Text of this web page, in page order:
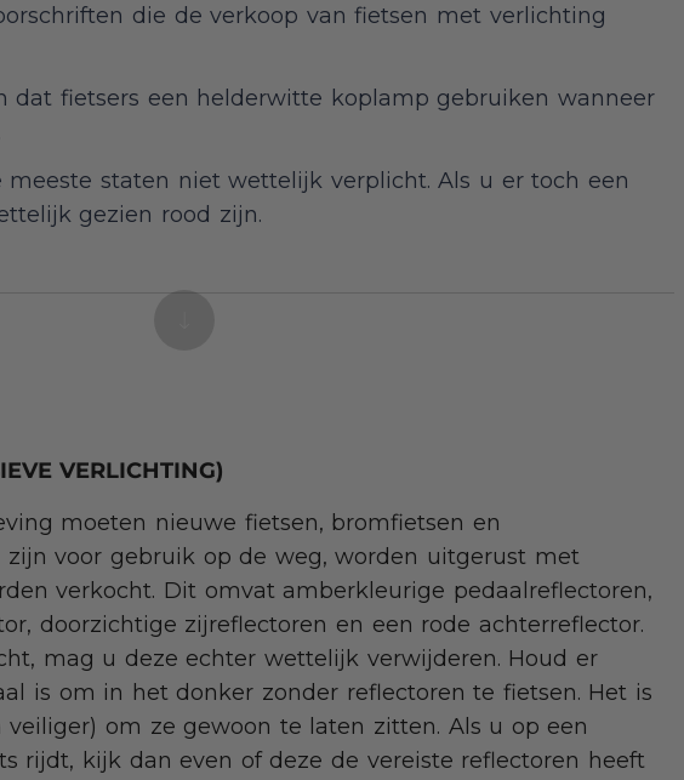
die de verkoop van fietsen met verlichting
dat fietsers een helderwitte koplamp gebruiken wanneer
staten niet wettelijk verplicht. Als u er toch een
gezien rood zijn.
VERLICHTING)
moeten nieuwe fietsen, bromfietsen en
voor gebruik op de weg, worden uitgerust met
verkocht. Dit omvat amberkleurige pedaalreflectoren,
doorzichtige zijreflectoren en een rode achterreflector.
mag u deze echter wettelijk verwijderen. Houd er
is om in het donker zonder reflectoren te fietsen. Het is
om ze gewoon te laten zitten. Als u op een
rijdt, kijk dan even of deze de vereiste reflectoren heeft